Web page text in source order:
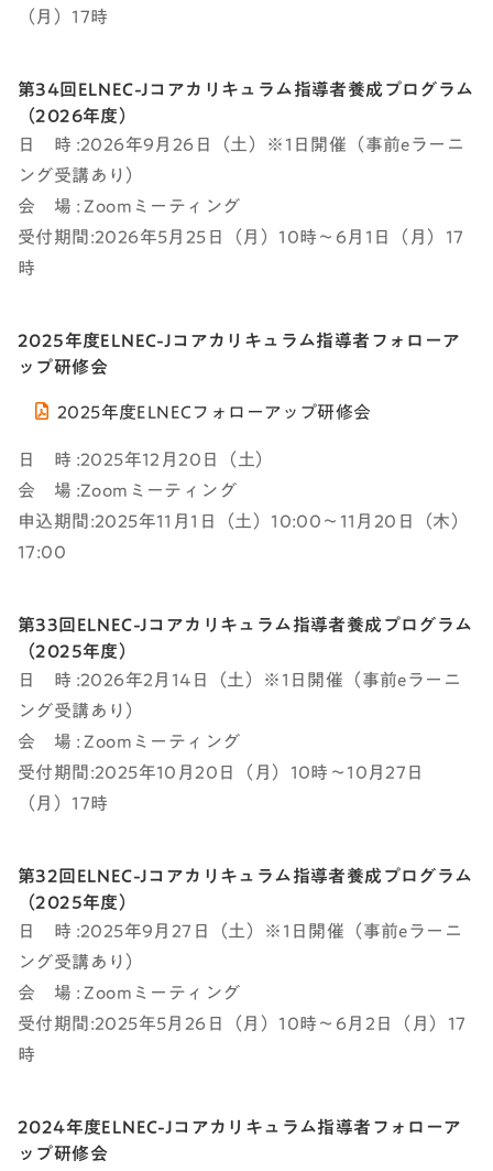
（月）17時
第34回ELNEC-Jコアカリキュラム指導者養成プログラム
（2026年度）
日 時 :2026年9月26日（土）※1日開催（事前eラーニ
ング受講あり）
会 場 : Zoomミーティング
受付期間:2026年5月25日（月）10時～6月1日（月）17
時
2025年度ELNEC-Jコアカリキュラム指導者フォローア
ップ研修会
2025年度ELNECフォローアップ研修会
日 時 :2025年12月20日（土）
会 場 :Zoomミーティング
申込期間:2025年11月1日（土）10:00～11月20日（木）
17:00
第33回ELNEC-Jコアカリキュラム指導者養成プログラム
（2025年度）
日 時 :2026年2月14日（土）※1日開催（事前eラーニ
ング受講あり）
会 場 : Zoomミーティング
受付期間:2025年10月20日（月）10時～10月27日
（月）17時
第32回ELNEC-Jコアカリキュラム指導者養成プログラム
（2025年度）
日 時 :2025年9月27日（土）※1日開催（事前eラーニ
ング受講あり）
会 場 : Zoomミーティング
受付期間:2025年5月26日（月）10時～6月2日（月）17
時
2024年度ELNEC-Jコアカリキュラム指導者フォローア
ップ研修会